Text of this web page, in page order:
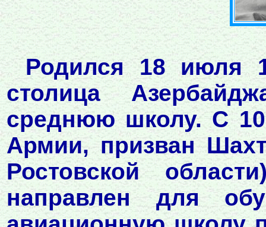
Родился 18 июля
столица
среднюю школу. С
Армии, призван
Ростовской
направлен для